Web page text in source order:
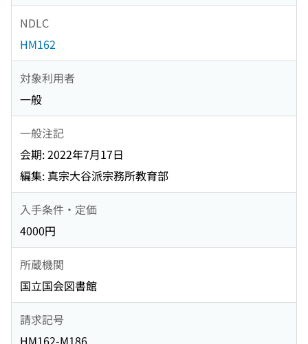
NDLC
HM162
対象利用者
一般
一般注記
会期: 2022年7月17日
編集: 真宗大谷派宗務所教育部
入手条件・定価
4000円
所蔵機関
国立国会図書館
請求記号
HM162-M186